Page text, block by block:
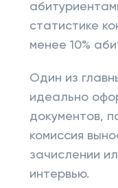
статистике
менее 10%
Один из
идеально
документов,
комиссия
зачислении
интервью.